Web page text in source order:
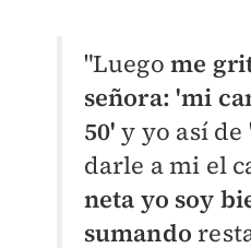
"Luego me
señora: 'mi
50' y yo así de
darle a mi el
neta yo soy
sumando